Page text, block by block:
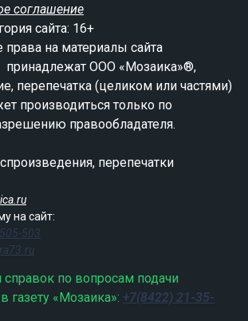
соглашение
сайта: 16+
на материалы сайта
принадлежат ООО «Мозаика»®,
перепечатка (целиком или частями)
производиться только по
правообладателя.
перепечатки
на сайт:
503
по вопросам подачи
газету «Мозаика»: +7(8422) 21-35-